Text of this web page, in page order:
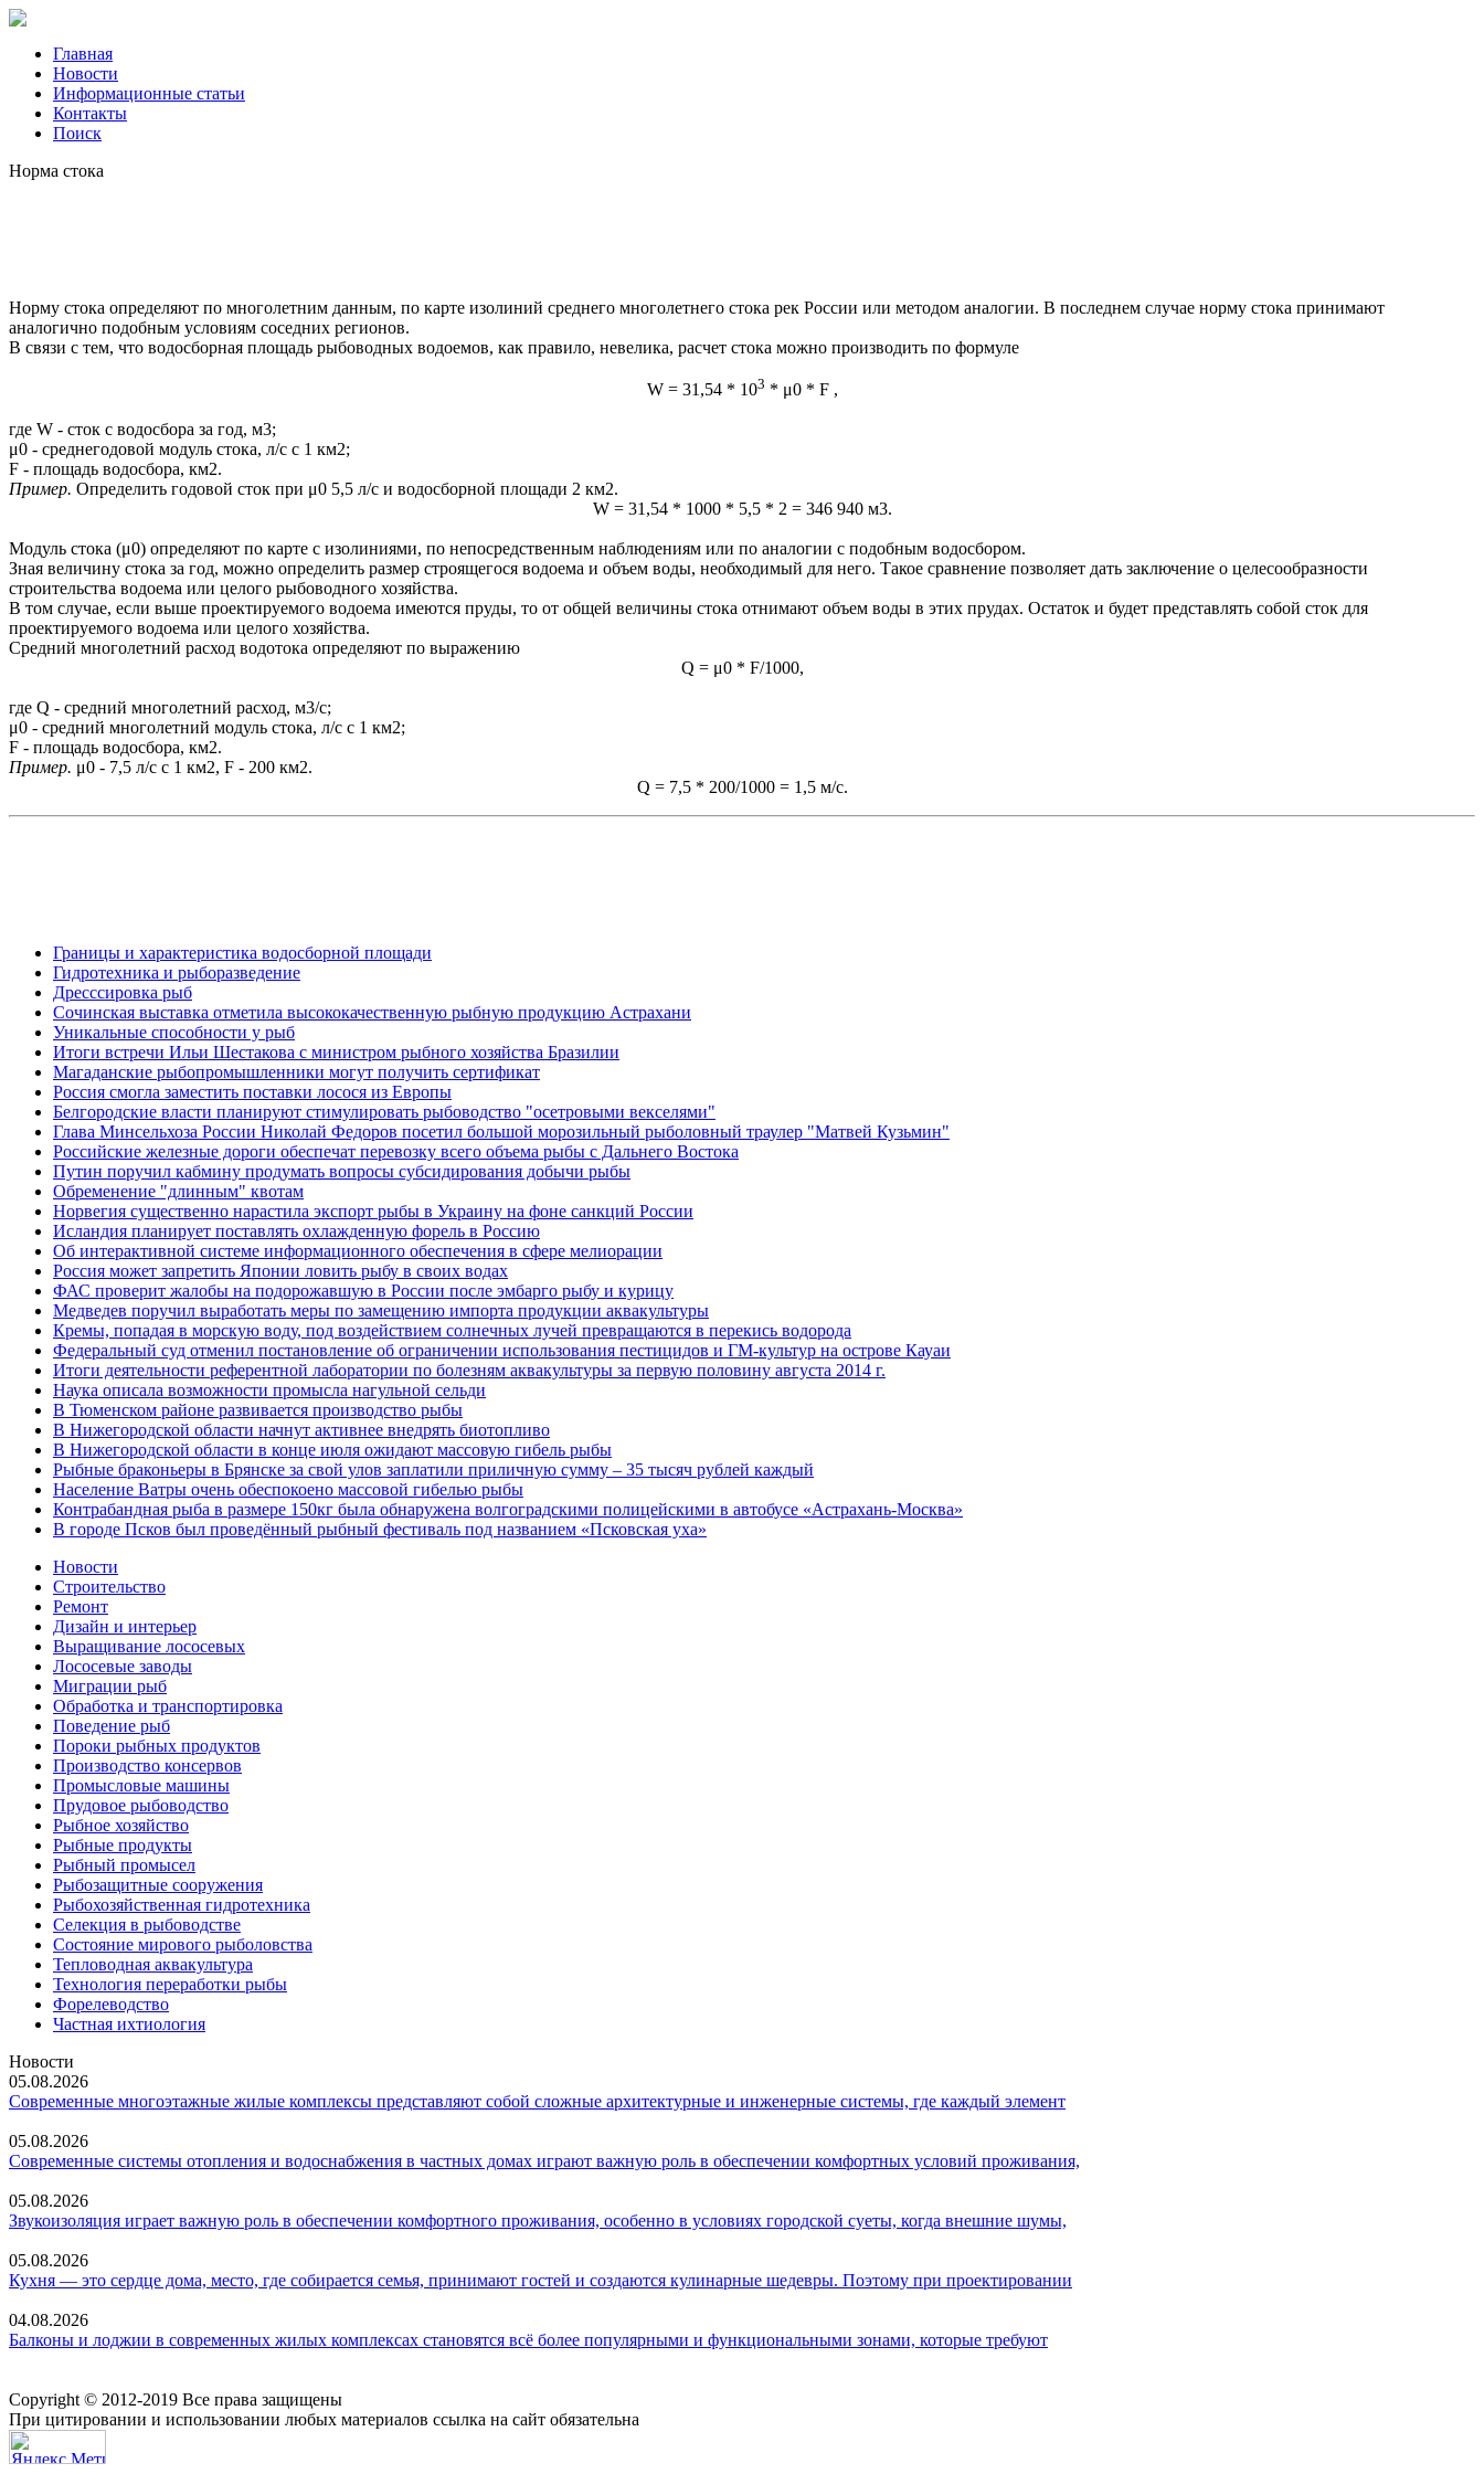
Главная
Новости
Информационные статьи
Контакты
Поиск
Норма стока
Норму стока определяют по многолетним данным, по карте изолиний среднего многолетнего стока рек России или методом аналогии. В последнем случае норму стока принимают
аналогично подобным условиям соседних регионов.
В связи с тем, что водосборная площадь рыбоводных водоемов, как правило, невелика, расчет стока можно производить по формуле
W = 31,54 * 103 * μ0 * F ,
где W - сток с водосбора за год, м3;
μ0 - среднегодовой модуль стока, л/с с 1 км2;
F - площадь водосбора, км2.
Пример. Определить годовой сток при μ0 5,5 л/с и водосборной площади 2 км2.
W = 31,54 * 1000 * 5,5 * 2 = 346 940 м3.
Модуль стока (μ0) определяют по карте с изолиниями, по непосредственным наблюдениям или по аналогии с подобным водосбором.
Зная величину стока за год, можно определить размер строящегося водоема и объем воды, необходимый для него. Такое сравнение позволяет дать заключение о целесообразности
строительства водоема или целого рыбоводного хозяйства.
В том случае, если выше проектируемого водоема имеются пруды, то от общей величины стока отнимают объем воды в этих прудах. Остаток и будет представлять собой сток для
проектируемого водоема или целого хозяйства.
Средний многолетний расход водотока определяют по выражению
Q = μ0 * F/1000,
где Q - средний многолетний расход, м3/с;
μ0 - средний многолетний модуль стока, л/с с 1 км2;
F - площадь водосбора, км2.
Пример. μ0 - 7,5 л/с с 1 км2, F - 200 км2.
Q = 7,5 * 200/1000 = 1,5 м/с.
Границы и характеристика водосборной площади
Гидротехника и рыборазведение
Дресссировка рыб
Сочинская выставка отметила высококачественную рыбную продукцию Астрахани
Уникальные способности у рыб
Итоги встречи Ильи Шестакова с министром рыбного хозяйства Бразилии
Магаданские рыбопромышленники могут получить сертификат
Россия смогла заместить поставки лосося из Европы
Белгородские власти планируют стимулировать рыбоводство "осетровыми векселями"
Глава Минсельхоза России Николай Федоров посетил большой морозильный рыболовный траулер "Матвей Кузьмин"
Российские железные дороги обеспечат перевозку всего объема рыбы с Дальнего Востока
Путин поручил кабмину продумать вопросы субсидирования добычи рыбы
Обременение "длинным" квотам
Норвегия существенно нарастила экспорт рыбы в Украину на фоне санкций России
Исландия планирует поставлять охлажденную форель в Россию
Об интерактивной системе информационного обеспечения в сфере мелиорации
Россия может запретить Японии ловить рыбу в своих водах
ФАС проверит жалобы на подорожавшую в России после эмбарго рыбу и курицу
Медведев поручил выработать меры по замещению импорта продукции аквакультуры
Кремы, попадая в морскую воду, под воздействием солнечных лучей превращаются в перекись водорода
Федеральный суд отменил постановление об ограничении использования пестицидов и ГМ-культур на острове Кауаи
Итоги деятельности референтной лаборатории по болезням аквакультуры за первую половину августа 2014 г.
Наука описала возможности промысла нагульной сельди
В Тюменском районе развивается производство рыбы
В Нижегородской области начнут активнее внедрять биотопливо
В Нижегородской области в конце июля ожидают массовую гибель рыбы
Рыбные браконьеры в Брянске за свой улов заплатили приличную сумму – 35 тысяч рублей каждый
Население Ватры очень обеспокоено массовой гибелью рыбы
Контрабандная рыба в размере 150кг была обнаружена волгоградскими полицейскими в автобусе «Астрахань-Москва»
В городе Псков был проведённый рыбный фестиваль под названием «Псковская уха»
Новости
Строительство
Ремонт
Дизайн и интерьер
Выращивание лососевых
Лососевые заводы
Миграции рыб
Обработка и транспортировка
Поведение рыб
Пороки рыбных продуктов
Производство консервов
Промысловые машины
Прудовое рыбоводство
Рыбное хозяйство
Рыбные продукты
Рыбный промысел
Рыбозащитные сооружения
Рыбохозяйственная гидротехника
Селекция в рыбоводстве
Состояние мирового рыболовства
Тепловодная аквакультура
Технология переработки рыбы
Форелеводство
Частная ихтиология
Новости
05.08.2026
Современные многоэтажные жилые комплексы представляют собой сложные архитектурные и инженерные системы, где каждый элемент
05.08.2026
Современные системы отопления и водоснабжения в частных домах играют важную роль в обеспечении комфортных условий проживания,
05.08.2026
Звукоизоляция играет важную роль в обеспечении комфортного проживания, особенно в условиях городской суеты, когда внешние шумы,
05.08.2026
Кухня — это сердце дома, место, где собирается семья, принимают гостей и создаются кулинарные шедевры. Поэтому при проектировании
04.08.2026
Балконы и лоджии в современных жилых комплексах становятся всё более популярными и функциональными зонами, которые требуют
Copyright © 2012-2019 Все права защищены
При цитировании и использовании любых материалов ссылка на сайт обязательна